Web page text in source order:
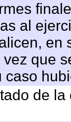
al
en
que
caso
de